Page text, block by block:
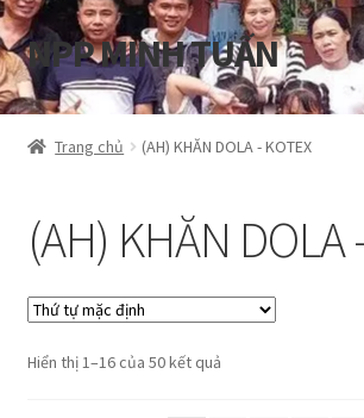
Đi
đến
Điều
hướng
Chuyển
đến
nội
dung
NPP MINH TUẤN
Tổng quan
Cart
Hướng dẫn
My account
Trang chủ (AH) KHĂN DOLA - KOTEX
(AH) KHĂN DOLA
Hiển thị 1–16 của 50 kết quả